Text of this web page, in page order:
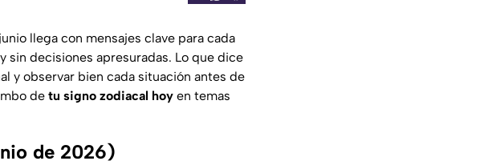
llega con mensajes clave para cada
sin decisiones apresuradas. Lo que dice
y observar bien cada situación antes de
de tu signo zodiacal hoy en temas
de 2026)